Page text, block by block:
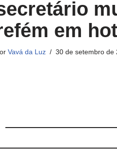
em
Vavá da Luz 30 de setembro de